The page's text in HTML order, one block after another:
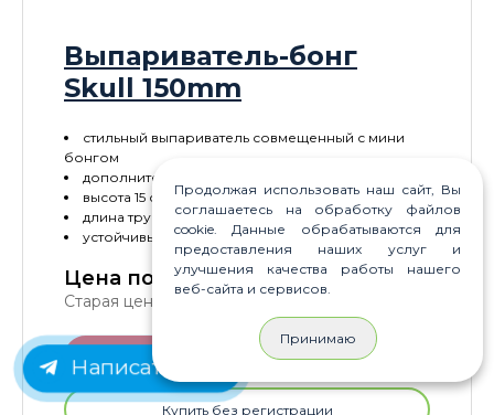
Выпариватель-бонг
Skull 150mm
стильный выпариватель совмещенный с мини
бонгом
дополнительное охлаждение пара
высота 15 см
длина трубки 9 см
устойчивый
Цена по акции для Вас: 890 P
Старая цена:
В корзину
Купить без регистрации
Написать нам
Продолжая использовать наш сайт, Вы
соглашаетесь на обработку файлов
cookie. Данные обрабатываются для
предоставления наших услуг и
улучшения качества работы нашего
веб-сайта и сервисов.
Принимаю